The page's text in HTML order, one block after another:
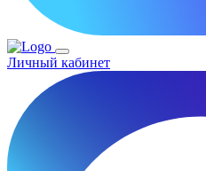
Личный кабинет